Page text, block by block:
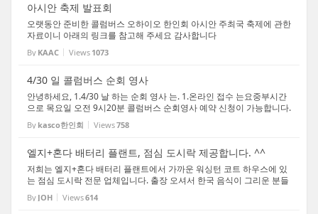
아시안 축제 발표회
오랫동안 준비한 콜럼버스 오하이오 한인회 아시안 주최국 축제에 관한
자료이니 아래의 링크를 참고해 주세요 감사합니다
By KAAC Views 1073
4/30 일 콜럼버스 순회 영사
안녕하세요, 1.4/30 날 하는 순회 영사 는. 1.온라인 접수 는요중부시간
으로 목요일 오전 9시20분 콜럼버스 순회영사 예약 신청이 가능합니다.
2.예약 오픈이후 빠르게 예약이 완료될 것으로 예상하고 있으며, 예약
을 못하시는 분은 4.30(목) 오전에 방문하여 ...
By kasco한인회 Views758
엘지+혼다 배터리 플랜트, 점심 도시락 제공합니다. ^^
저희는 엘지+혼다 배터리 플랜트에서 가까운 워싱턴 코트 하우스에 있
는 점심 도시락 전문 업체입니다. 출장 오셔서 한국 음식이 그리운 분들
연락 주세요. 성심껏 서비스를 제공합니다. 연락은 jacoboh1118@gma
il.com / 614-400-0497 입니다. 샬롬게스트하우...
By JOH Views614